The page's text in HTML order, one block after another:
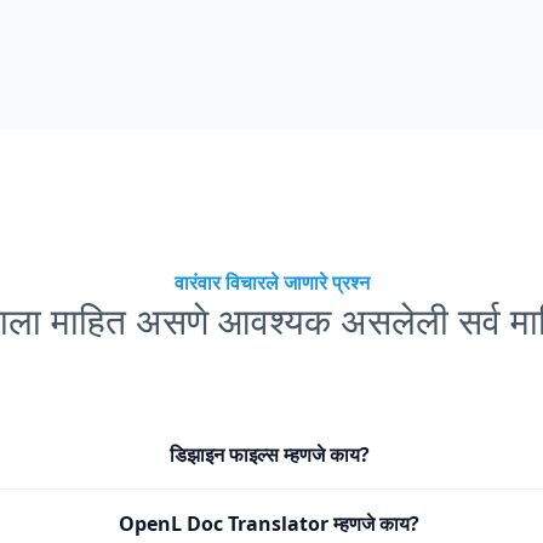
वारंवार विचारले जाणारे प्रश्न
माहित असणे आवश्यक असलेली सर्व
डिझाइन फाइल्स म्हणजे काय?
OpenL Doc Translator म्हणजे काय?